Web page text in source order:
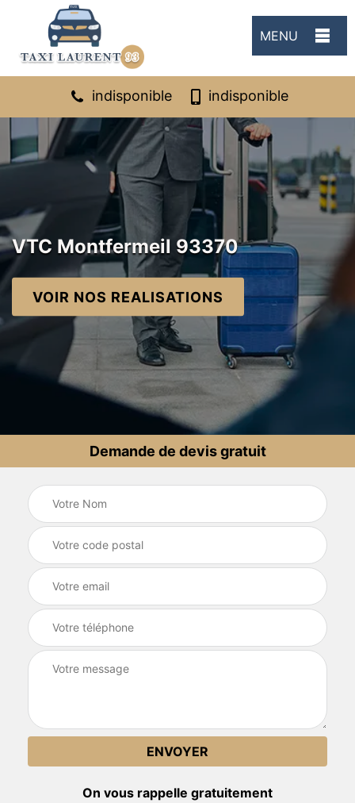
MENU
indisponible indisponible
VTC Montfermeil 93370
VOIR NOS REALISATIONS
Demande de devis gratuit
On vous rappelle gratuitement